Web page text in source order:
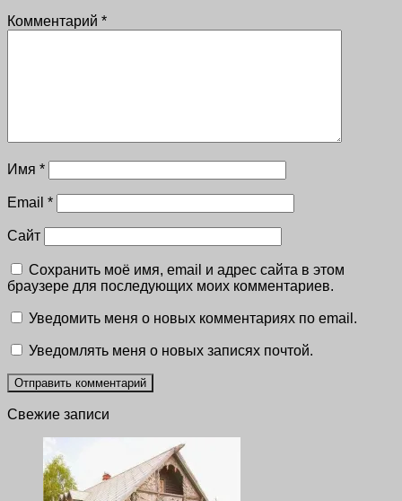
Комментарий *
Имя *
Email *
Сайт
Сохранить моё имя, email и адрес сайта в этом
браузере для последующих моих комментариев.
Уведомить меня о новых комментариях по email.
Уведомлять меня о новых записях почтой.
Свежие записи